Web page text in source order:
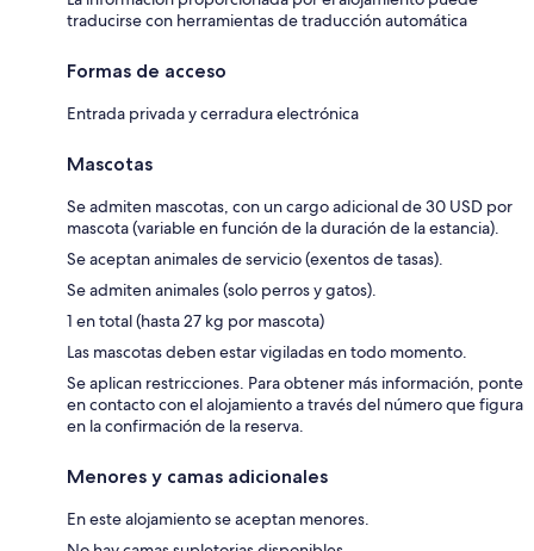
traducirse con herramientas de traducción automática
Formas de acceso
Entrada privada y cerradura electrónica
Mascotas
Se admiten mascotas, con un cargo adicional de 30 USD por
mascota (variable en función de la duración de la estancia).
Se aceptan animales de servicio (exentos de tasas).
Se admiten animales (solo perros y gatos).
1 en total (hasta 27 kg por mascota)
Las mascotas deben estar vigiladas en todo momento.
Se aplican restricciones. Para obtener más información, ponte
en contacto con el alojamiento a través del número que figura
en la confirmación de la reserva.
Menores y camas adicionales
En este alojamiento se aceptan menores.